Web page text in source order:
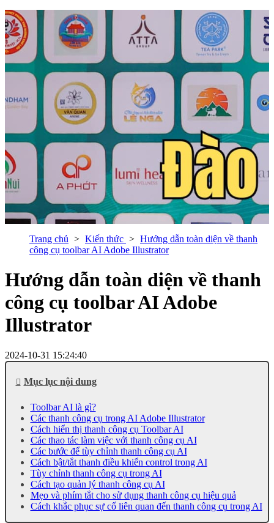
Trang chủ Kiến thức
Hướng dẫn toàn diện về thanh
công cụ toolbar AI Adobe Illustrator
Hướng dẫn toàn diện về thanh
công cụ toolbar AI Adobe
Illustrator
2024-10-31 15:24:40
Mục lục nội dung
Toolbar AI là gì?
Các thanh công cụ trong AI Adobe Illustrator
Cách hiển thị thanh công cụ Toolbar AI
Các thao tác làm việc với thanh công cụ AI
Các bước để tùy chỉnh thanh công cụ AI
Cách bật/tắt thanh điều khiển control trong AI
Tùy chỉnh thanh công cụ trong AI
Cách tạo quản lý thanh công cụ AI
Mẹo và phím tắt cho sử dụng thanh công cụ hiệu quả
Cách khắc phục sự cố liên quan đến thanh công cụ trong AI